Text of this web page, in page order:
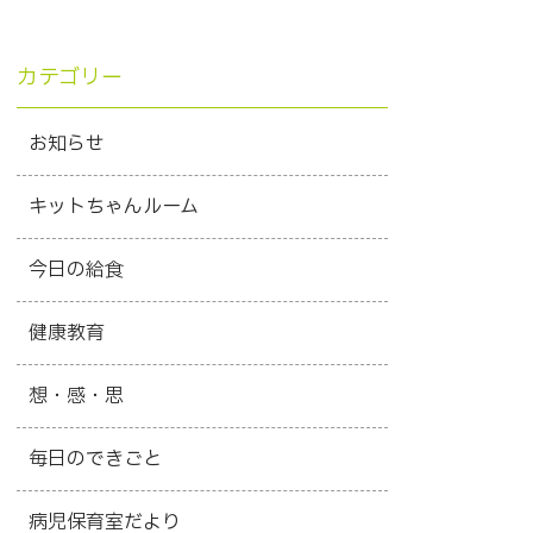
カテゴリー
お知らせ
キットちゃんルーム
今日の給食
健康教育
想・感・思
毎日のできごと
病児保育室だより